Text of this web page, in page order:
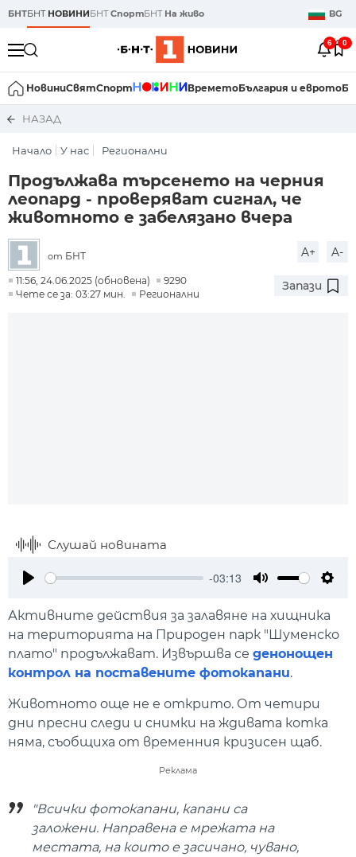
БНТБНТ НОВИНИБНТСпортБНТ На живо BG
6 0
НовиниСвятСпорт ВреметоБългария и еврото
НАЗАД
Начало У нас Регионални
Продължава търсенето на черния
леопард - проверяват сигнал, че
животното е забелязано вчера
от БНТ A+ A-
11:56, 24.06.2025 (обновена)
9290
Чете се за: 03:27 мин.
Регионални
Запази
Слушай новината
-03:13
Активните действия за залавяне на хищника
на територията на Природен парк "Шуменско
плато" продължават. Извършва се денонощен
контрол на поставените фотокапани.
Животното още не е открито. От четири
дни пресни следи и снимки на ждивата котка
няма, съобщиха от временния кризисен щаб.
Реклама
"Всички фотокапани, капани са
заложени. Направена е мрежата на
местата, на които е засичано, чувано,